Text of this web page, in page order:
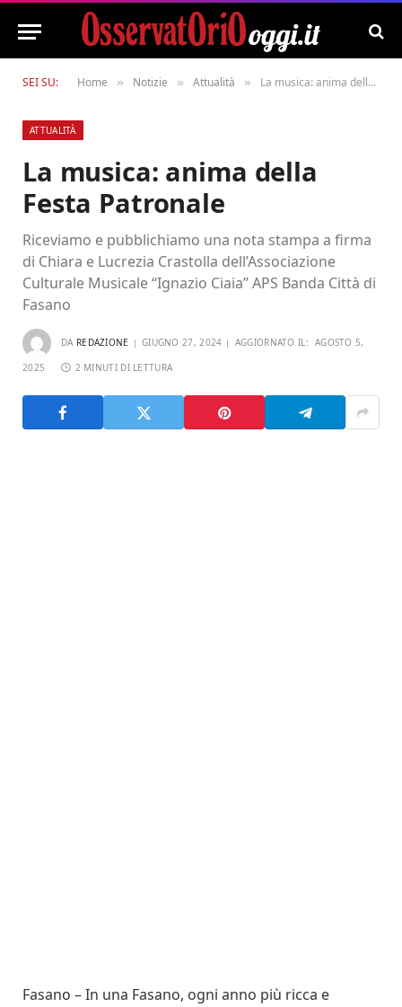
SEI SU: Home » Notizie » Attualità » La musica: anima della Festa Patronale
ATTUALITÀ
La musica: anima della
Festa Patronale
Riceviamo e pubblichiamo una nota stampa a firma
di Chiara e Lucrezia Crastolla dell’Associazione
Culturale Musicale “Ignazio Ciaia” APS Banda Città di
Fasano
DA REDAZIONE GIUGNO 27, 2024 AGGIORNATO IL: AGOSTO 5,
2025 2 MINUTI DI LETTURA
Fasano – In una Fasano, ogni anno più ricca e